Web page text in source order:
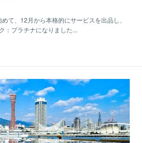
て、12月から本格的にサービスを出品し、
：プラチナになりました...